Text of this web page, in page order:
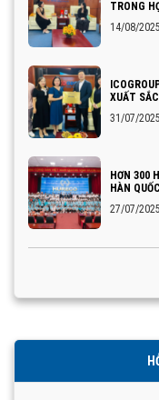
TRONG
14/08/
XUẤT
31/07/
HƠN 300
HÀN
27/07/